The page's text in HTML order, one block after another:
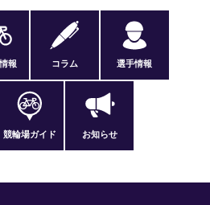
報 コラム 選手情報
競輪場ガイド お知らせ